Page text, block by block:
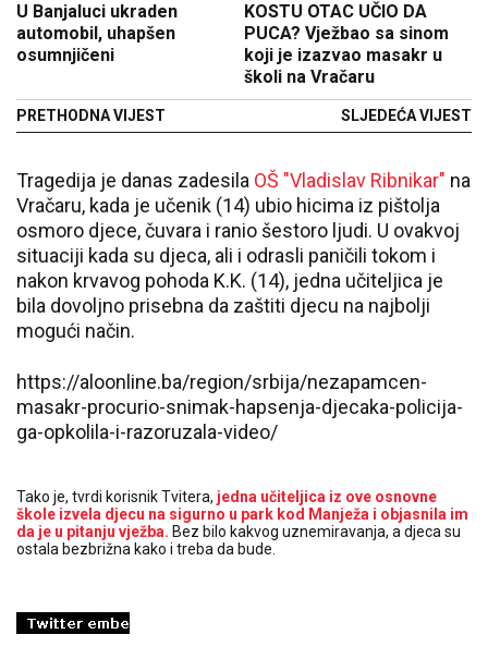
U Banjaluci ukraden
automobil, uhapšen
osumnjičeni
PRETHODNA VIJEST
KOSTU OTAC UČIO DA
PUCA? Vježbao sa sinom
koji je izazvao masakr u
školi na Vračaru
SLJEDEĆA VIJEST
Tragedija je danas zadesila OŠ "Vladislav Ribnikar" na
Vračaru, kada je učenik (14) ubio hicima iz pištolja
osmoro djece, čuvara i ranio šestoro ljudi. U ovakvoj
situaciji kada su djeca, ali i odrasli paničili tokom i
nakon krvavog pohoda K.K. (14), jedna učiteljica je
bila dovoljno prisebna da zaštiti djecu na najbolji
mogući način.
https://aloonline.ba/region/srbija/nezapamcen-
masakr-procurio-snimak-hapsenja-djecaka-policija-
ga-opkolila-i-razoruzala-video/
Tako je, tvrdi korisnik Tvitera, jedna učiteljica iz ove osnovne
škole izvela djecu na sigurno u park kod Manježa i objasnila im
da je u pitanju vježba. Bez bilo kakvog uznemiravanja, a djeca su
ostala bezbrižna kako i treba da bude.